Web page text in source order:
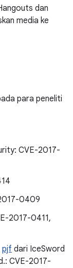
dan
media ke
para peneliti
CVE-2017-
0409
2017-0411,
pjf dari IceSword
CVE-2017-